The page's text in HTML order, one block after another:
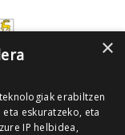
×
erabiltzen
eskuratzeko, eta
IP helbidea,